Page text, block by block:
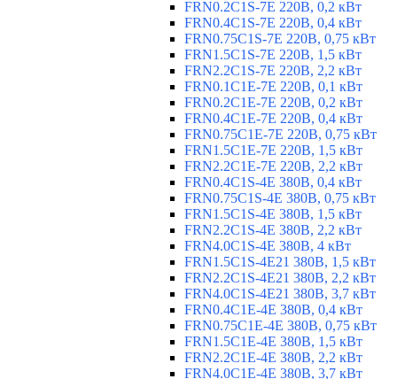
FRN0.2C1S-7E 220В, 0,2 кВт
FRN0.4C1S-7E 220В, 0,4 кВт
FRN0.75C1S-7E 220В, 0,75 кВт
FRN1.5C1S-7E 220В, 1,5 кВт
FRN2.2C1S-7E 220В, 2,2 кВт
FRN0.1C1E-7E 220В, 0,1 кВт
FRN0.2C1E-7E 220В, 0,2 кВт
FRN0.4C1E-7E 220В, 0,4 кВт
FRN0.75C1E-7E 220В, 0,75 кВт
FRN1.5C1E-7E 220В, 1,5 кВт
FRN2.2C1E-7E 220В, 2,2 кВт
FRN0.4C1S-4E 380В, 0,4 кВт
FRN0.75C1S-4E 380В, 0,75 кВт
FRN1.5C1S-4E 380В, 1,5 кВт
FRN2.2C1S-4E 380В, 2,2 кВт
FRN4.0C1S-4E 380В, 4 кВт
FRN1.5C1S-4E21 380В, 1,5 кВт
FRN2.2C1S-4E21 380В, 2,2 кВт
FRN4.0C1S-4E21 380В, 3,7 кВт
FRN0.4C1E-4E 380В, 0,4 кВт
FRN0.75C1E-4E 380В, 0,75 кВт
FRN1.5C1E-4E 380В, 1,5 кВт
FRN2.2C1E-4E 380В, 2,2 кВт
FRN4.0C1E-4E 380В, 3,7 кВт